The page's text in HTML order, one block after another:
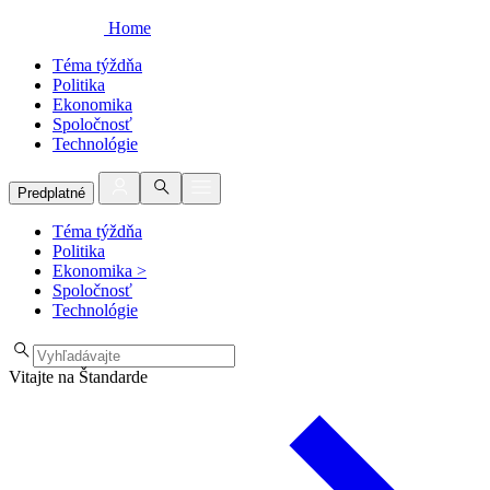
Home
Téma týždňa
Politika
Ekonomika
Spoločnosť
Technológie
Predplatné
Téma týždňa
Politika
Ekonomika >
Spoločnosť
Technológie
Vitajte na Štandarde